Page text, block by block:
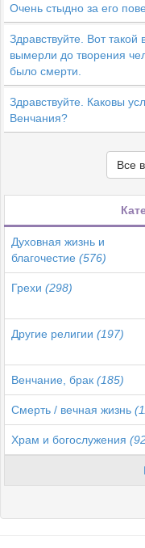
Очень стыдно за его
Здравствуйте. Вот
вымерли до творения
было смерти.
Здравствуйте. Каковы
Венчания?
Все
Духовная жизнь и
благочестие (576)
Грехи (298)
Другие религии (197)
Венчание, брак (185)
Смерть / вечная жизнь
Храм и богослужения